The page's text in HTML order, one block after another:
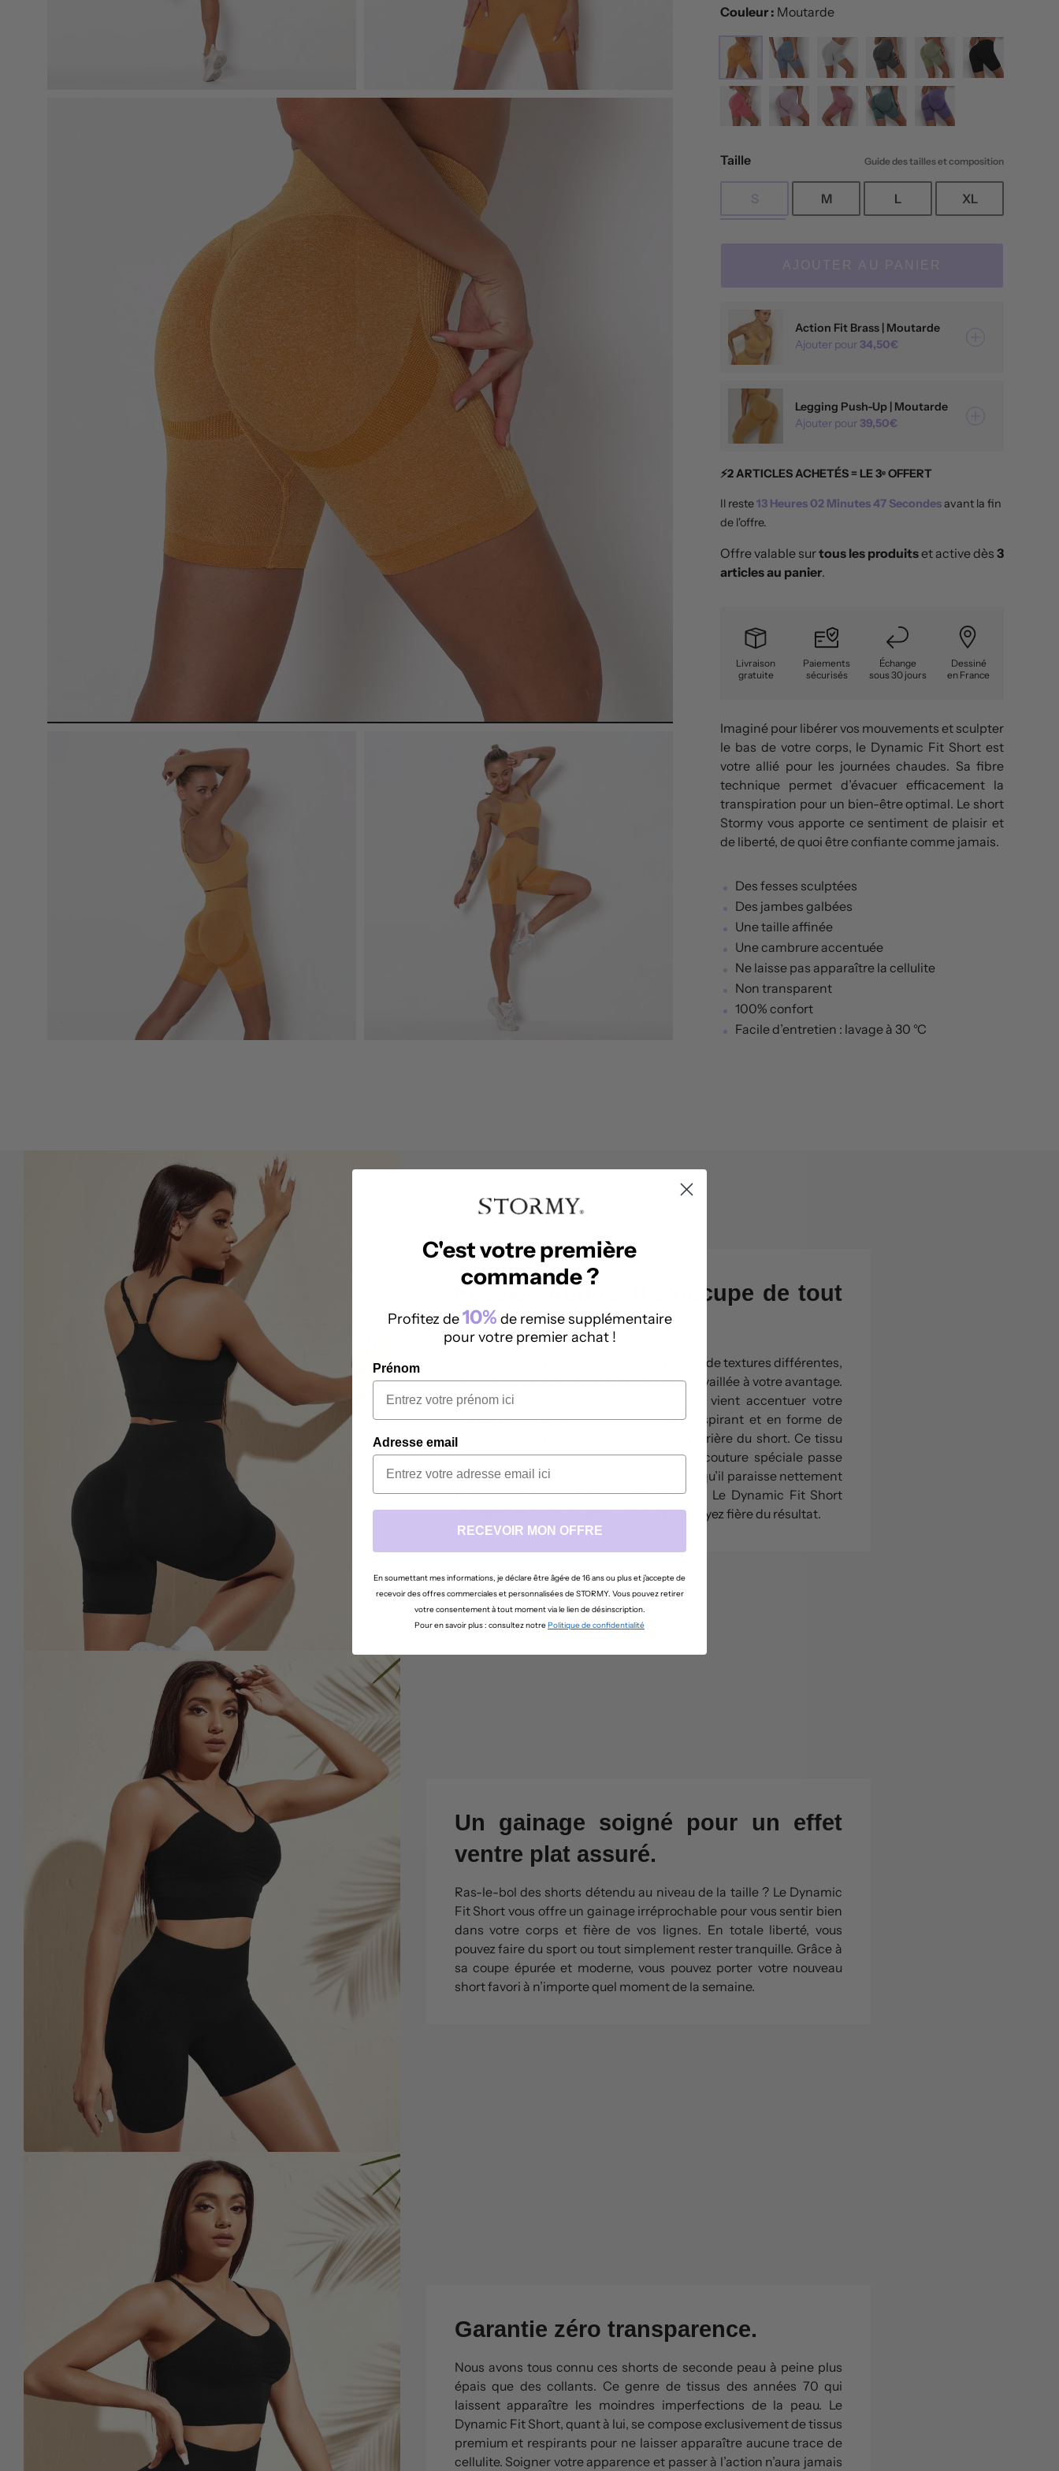
Couleur : Moutarde
Taille Guide des tailles et composition
S M L XL
AJOUTER AU PANIER
Action Fit Brass | Moutarde
Ajouter pour 34,50€
Legging Push-Up | Moutarde
Ajouter pour 39,50€
⚡️2 ARTICLES ACHETÉS = LE 3ᵉ OFFERT
Il reste13 Heures02 Minutes46 Secondes avant la fin
de l'offre.
Offre valable surtous les produitset active dès 3
articles au panier.
Livraison
gratuite
Paiements
sécurisés
Échange
sous 30 jours
Dessiné
en France
Imaginé pour libérer vos mouvements et sculpter
le bas de votre corps, le Dynamic Fit Short est
votre allié pour les journées chaudes. Sa fibre
technique permet d’évacuer efficacement la
transpiration pour un bien-être optimal. Le short
Stormy vous apporte ce sentiment de plaisir et
de liberté, de quoi être confiante comme jamais.
Des fesses sculptées
Des jambes galbées
Une taille affinée
Une cambrure accentuée
Ne laisse pas apparaître la cellulite
Non transparent
100% confort
Facile d’entretien : lavage à 30 °C
Fessier. Abdos. Il s’occupe de tout
!
Composé de 11 pièces textiles de formes et de textures différentes,
chaque partie de votre morphologie est travaillée à votre avantage.
Par exemple, la forme en V sur l’arrière vient accentuer votre
cambrure. Un autre tissu, cette fois-ci respirant et en forme de
demi-lune, est placé de chaque côté à l’arrière du short. Ce tissu
évacue rapidement la transpiration. Une couture spéciale passe
également au centre de votre fessier pour qu’il paraisse nettement
plus bombé sans pour autant vous gêner. Le Dynamic Fit Short
vient littéralement sculpter vos courbes. Soyez fière du résultat.
Un gainage soigné pour un effet
ventre plat assuré.
Ras-le-bol des shorts détendu au niveau de la taille ? Le Dynamic
Fit Short vous offre un gainage irréprochable pour vous sentir bien
dans votre corps et fière de vos lignes. En totale liberté, vous
pouvez faire du sport ou tout simplement rester tranquille. Grâce à
sa coupe épurée et moderne, vous pouvez porter votre nouveau
short favori à n’importe quel moment de la semaine.
Garantie zéro transparence.
Nous avons tous connu ces shorts de seconde peau à peine plus
épais que des collants. Ce genre de tissus des années 70 qui
laissent apparaître les moindres imperfections de la peau. Le
Dynamic Fit Short, quant à lui, se compose exclusivement de tissus
premium et respirants pour ne laisser apparaître aucune trace de
cellulite. Soigner votre apparence et passer à l’action n’aura jamais
C'est votre première
commande ?
Profitez de10% de remise supplémentaire
pour votre premier achat !
Prénom
Adresse email
RECEVOIR MON OFFRE
En soumettant mes informations, je déclare être âgé·e de 16 ans ou plus et j'accepte de
recevoir des offres commerciales et personnalisées de STORMY. Vous pouvez retirer
votre consentement à tout moment via le lien de désinscription.
Pour en savoir plus : consultez notrePolitique de confidentialité